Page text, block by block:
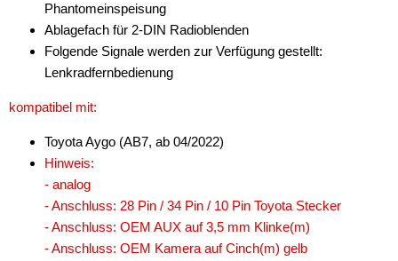
Phantomeinspeisung
Ablagefach für 2-DIN Radioblenden
Folgende Signale werden zur Verfügung gestellt:
Lenkradfernbedienung
kompatibel mit:
Toyota Aygo (AB7, ab 04/2022)
Hinweis:
- analog
- Anschluss: 28 Pin / 34 Pin / 10 Pin Toyota Stecker
- Anschluss: OEM AUX auf 3,5 mm Klinke(m)
- Anschluss: OEM Kamera auf Cinch(m) gelb